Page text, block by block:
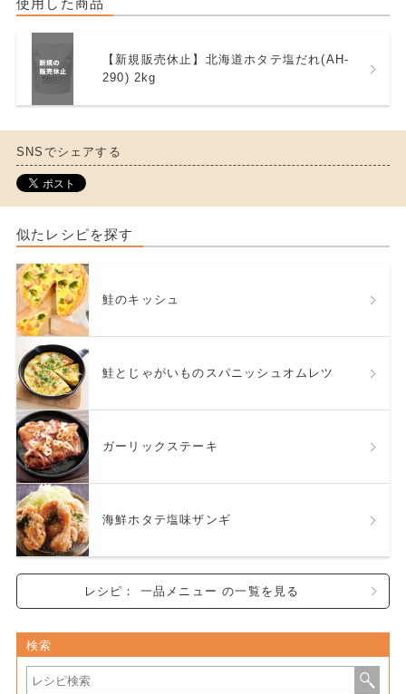
【新規販売休止】北海道ホタテ塩だれ(AH-
290) 2kg
SNSでシェアする
似たレシピを探す
鮭のキッシュ
鮭とじゃがいものスパニッシュオムレツ
ガーリックステーキ
海鮮ホタテ塩味ザンギ
レシピ： 一品メニュー の一覧を見る
検索